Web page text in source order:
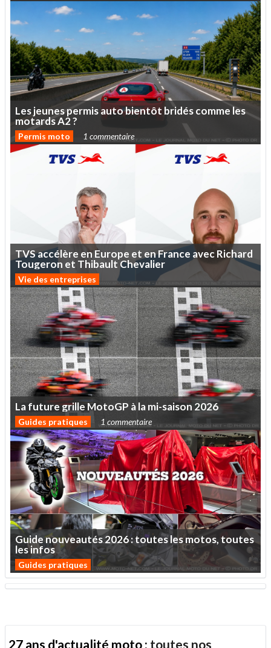
Lesjeunespermisautobientôt bridéscommeles
motardsA2?
Permis moto 1 commentaire
TVSaccélère enEurope et enFrance avecRichard
Tougeron et Thibault Chevalier
Vie des entreprises
Lafuturegrille MotoGP àlami-saison 2026
Guides pratiques 1 commentaire
Guidenouveautés2026:touteslesmotos,toutes
lesinfos
Guides pratiques
27 ans d'actualité moto : toutes nos